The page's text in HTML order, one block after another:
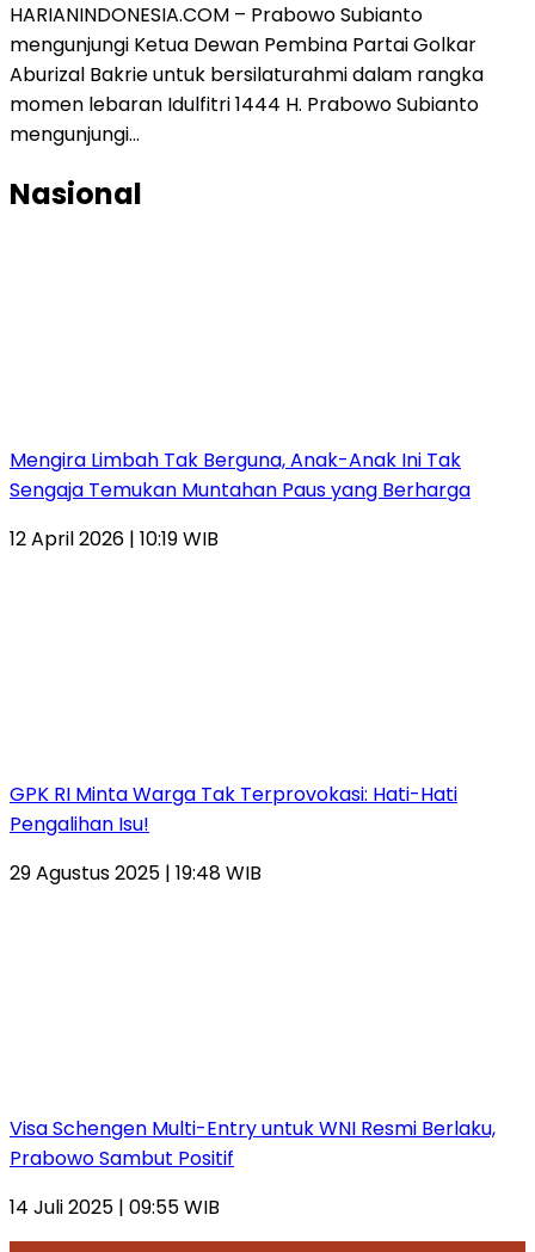
HARIANINDONESIA.COM – Prabowo Subianto
mengunjungi Ketua Dewan Pembina Partai Golkar
Aburizal Bakrie untuk bersilaturahmi dalam rangka
momen lebaran Idulfitri 1444 H. Prabowo Subianto
mengunjungi…
Nasional
Mengira Limbah Tak Berguna, Anak-Anak Ini Tak
Sengaja Temukan Muntahan Paus yang Berharga
12 April 2026 | 10:19 WIB
GPK RI Minta Warga Tak Terprovokasi: Hati-Hati
Pengalihan Isu!
29 Agustus 2025 | 19:48 WIB
Visa Schengen Multi-Entry untuk WNI Resmi Berlaku,
Prabowo Sambut Positif
14 Juli 2025 | 09:55 WIB